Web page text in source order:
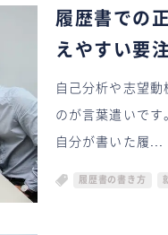
履歴書での
えやすい要
自己分析や志望
のが言葉遣いです
自分が書いた履...
履歴書の書き方